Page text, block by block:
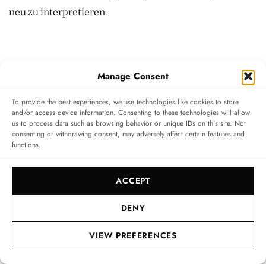
Manage Consent
To provide the best experiences, we use technologies like cookies to store
and/or access device information. Consenting to these technologies will allow
us to process data such as browsing behavior or unique IDs on this site. Not
consenting or withdrawing consent, may adversely affect certain features and
functions.
ACCEPT
DENY
VIEW PREFERENCES
neu zu interpretieren.
TAGS EMAILLE-ZIFFERBLATTGELBGOLDLIMITIERTE EDITION